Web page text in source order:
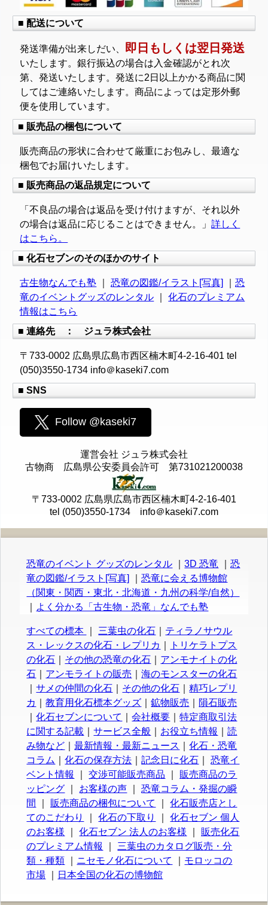
■ 配送について
発送準備が出来しだい、 即日もしくは翌日発送
いたします。銀行振込の場合は入金確認がとれ次
第、発送いたします。発送に2日以上かかる商品に関
してはご連絡いたします。商品によっては定形外郵
便を使用しています。
■ 販売品の梱包について
販売商品の形状に合わせて厳重にお包みし、最適な
梱包でお届けいたします。
■ 販売商品の返品規定について
「不良品の場合は返品を受け付けますが、それ以外
の場合は返品に応じることはできません。」詳しく
はこちら。
■ 化石セブンのそのほかのサイト
古生物なんでも塾 ｜恐竜の図鑑/イラスト[写真] ｜恐
竜のイベントグッズのレンタル ｜化石のプレミアム
情報はこちら
■ 連絡先 ： ジュラ株式会社
〒733-0002 広島県広島市西区楠木町4-2-16-401 tel
(050)3550-1734 info＠kaseki7.com
■ SNS
Follow @kaseki7
運営会社 ジュラ株式会社
古物商 広島県公安委員会許可 第731021200038
〒733-0002 広島県広島市西区楠木町4-2-16-401
tel (050)3550-1734 info＠kaseki7.com
恐竜のイベント グッズのレンタル ｜3D 恐竜 ｜恐
竜の図鑑/イラスト[写真]
｜恐竜に会える博物館
（関東・関西・東北・北海道・九州の科学/自然）
よく分かる「古生物・恐竜」なんでも塾
すべての標本 三葉虫の化石
ティラノサウル
ス・レックスの化石・レプリカ
トリケラトプス
の化石
その他の恐竜の化石
アンモナイトの化
石
アンモライトの販売 ｜海のモンスターの化石
｜サメの仲間の化石 その他の化石 ｜精巧レプリ
カ
｜教育用化石標本グッズ ｜鉱物販売
隕石販売
｜化石セブンについて ｜会社概要 ｜特定商取引法
に関する記載 ｜サービス全般 お役立ち情報 ｜読
み物など ｜最新情報・最新ニュース ｜化石・恐竜
コラム
｜化石の保存方法 ｜記念日に化石 ｜恐竜イ
ベント情報
｜交渉可能販売商品
販売商品のラ
ッピング
お客様の声 ｜恐竜コラム・発掘の瞬
間
販売商品の梱包について ｜化石販売店とし
てのこだわり
｜化石の下取り ｜化石セブン 個人
のお客様 ｜化石セブン 法人のお客様
販売化石
のプレミアム情報
三葉虫のカタログ販売・分
類・種類
ニセモノ化石について
モロッコの
市場
日本全国の化石の博物館